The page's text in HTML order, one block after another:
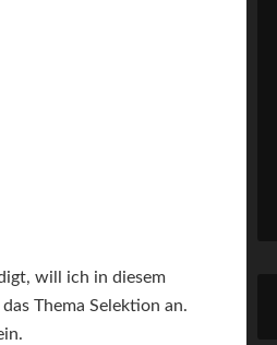
will ich in diesem
Thema Selektion an.